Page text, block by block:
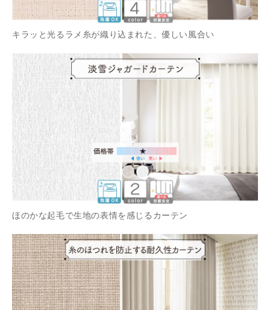
キラッと光るラメ糸が織り込まれた、優しい風合い
ほのかな起毛で生地の表情を感じるカーテン